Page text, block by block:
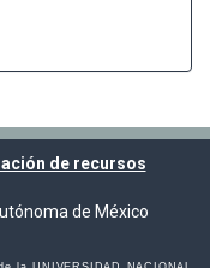
de recursos
de México